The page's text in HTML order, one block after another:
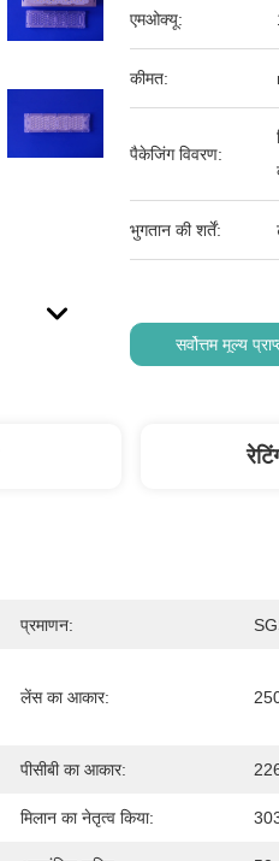
एमओक्यू:
कीमत:
पैकेजिंग विवरण:
भुगतान की शर्तें:
सर्वोत्तम मूल्य
प्रमाणन:
लेंस का आकार:
पीसीबी का आकार:
मिलान का नेतृत्व किया: